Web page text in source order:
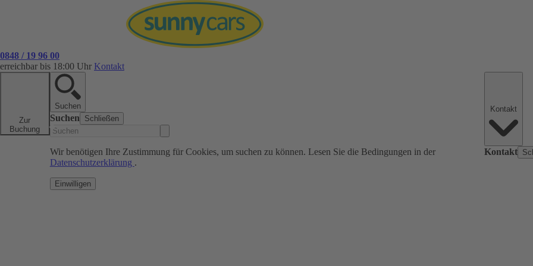
0848 / 19 96 00
erreichbar bis 18:00 Uhr Kontakt
Zur
Buchung
Suchen
Suchen Schließen
Wir benötigen Ihre Zustimmung für Cookies, um suchen zu können. Lesen Sie die Bedingungen in der
Datenschutzerklärung .
Einwilligen
Kontakt